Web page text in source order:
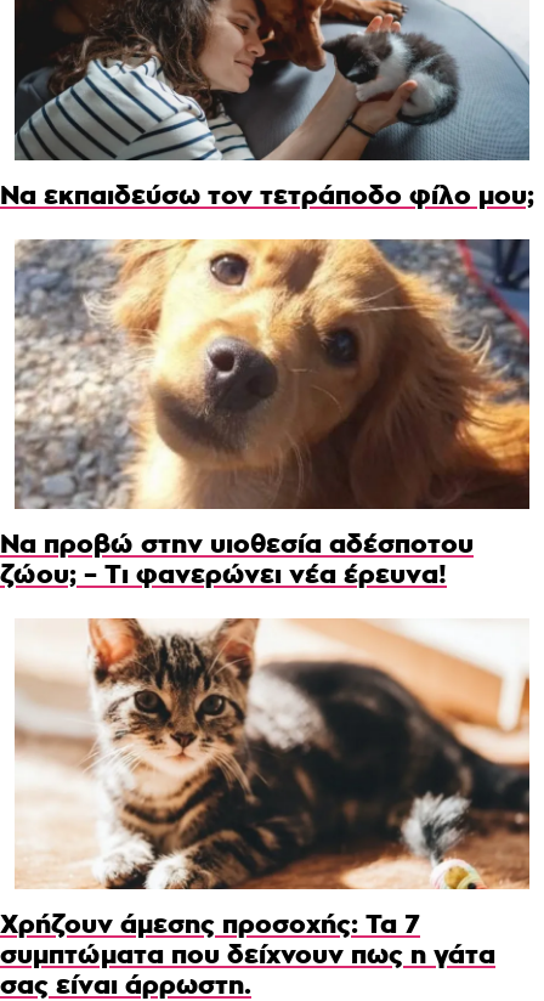
Να εκπαιδεύσω τον τετράποδο φίλο μου;
Να προβώ στην υιοθεσία αδέσποτου
ζώου; – Τι φανερώνει νέα έρευνα!
Χρήζουν άμεσης προσοχής: Τα 7
συμπτώματα που δείχνουν πως η γάτα
σας είναι άρρωστη.